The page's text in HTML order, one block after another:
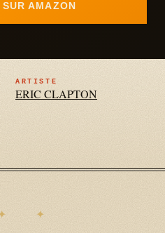
AMAZON
ARTISTE
ERIC CLAPTON